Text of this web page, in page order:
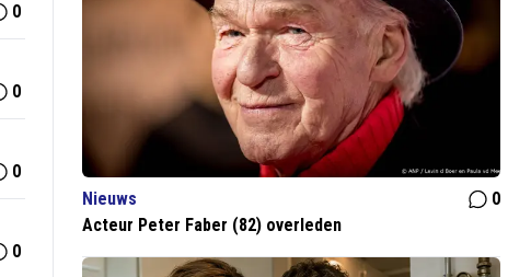
0
0
0
0
Nieuws
0
Acteur Peter Faber (82) overleden